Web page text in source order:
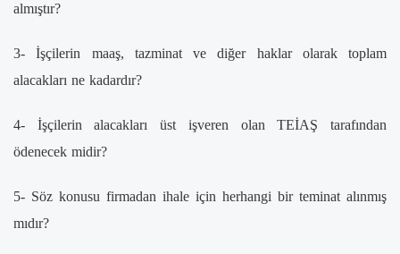
almıştır?
3- İşçilerin maaş, tazminat ve diğer haklar olarak toplam
alacakları ne kadardır?
4- İşçilerin alacakları üst işveren olan TEİAŞ tarafından
ödenecek midir?
5- Söz konusu firmadan ihale için herhangi bir teminat alınmış
mıdır?